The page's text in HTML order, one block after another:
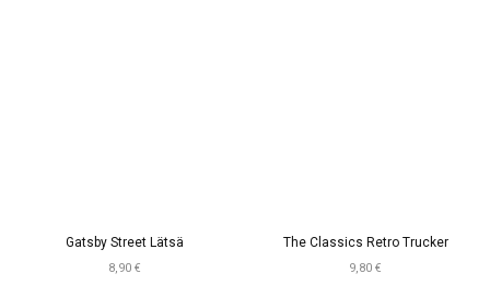
Gatsby Street Lätsä
8,90 €
The Classics Retro Trucker
9,80 €